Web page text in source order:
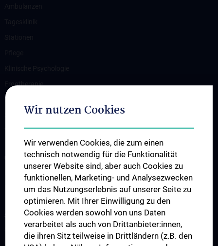
Ergotherapie
Sozialarbeit
Weitere Angebote und Informationen
UNSERE ABTEILUNGEN
Klinische Abteilung für Allgemeine Psychiatrie
Klinische Abteilung für Sozialpsychiatrie
STUDIUM, AUS- UND WEITERBILDUNG
Studium
Wir nutzen Cookies
Wir verwenden Cookies, die zum einen
technisch notwendig für die Funktionalität
unserer Website sind, aber auch Cookies zu
funktionellen, Marketing- und Analysezwecken
um das Nutzungserlebnis auf unserer Seite zu
optimieren. Mit Ihrer Einwilligung zu den
Cookies werden sowohl von uns Daten
verarbeitet als auch von Drittanbieter:innen,
die ihren Sitz teilweise in Drittländern (z.B. den